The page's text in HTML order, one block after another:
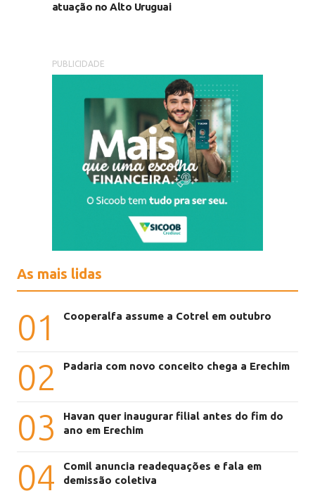
atuação no Alto Uruguai
PUBLICIDADE
As mais lidas
01 Cooperalfa assume a Cotrel em outubro
02 Padaria com novo conceito chega a Erechim
03
Havan quer inaugurar filial antes do fim do
ano em Erechim
04
Comil anuncia readequações e fala em
demissão coletiva